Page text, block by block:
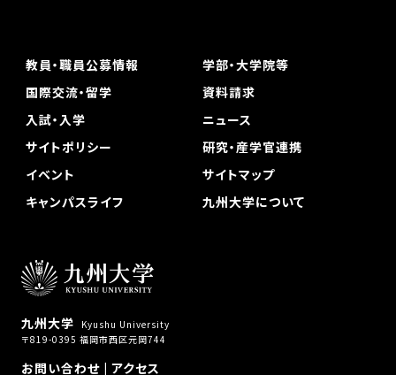
九州大学
Kyushu University
〒819-0395 福岡市西区元岡744
お問い合わせ| アクセス
教員・職員公募情報
学部・大学院等
国際交流・留学
資料請求
入試・入学
ニュース
サイトポリシー
研究・産学官連携
イベント
サイトマップ
キャンパスライフ
九州大学について